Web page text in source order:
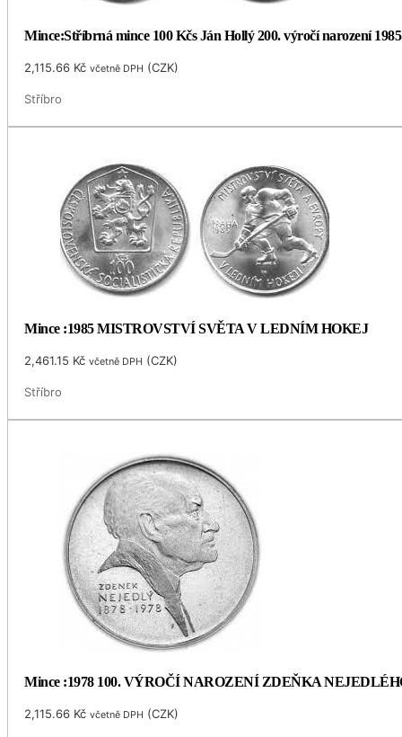
Mince:Stříbrná mince 100 Kčs Ján Hollý 200. výročí narození 1985
2,115.66 Kč včetně DPH (CZK)
Stříbro
Mince :1985 MISTROVSTVÍ SVĚTA V LEDNÍM HOKEJ
2,461.15 Kč včetně DPH (CZK)
Stříbro
Mince :1978 100. VÝROČÍ NAROZENÍ ZDEŇKA
2,115.66 Kč včetně DPH (CZK)